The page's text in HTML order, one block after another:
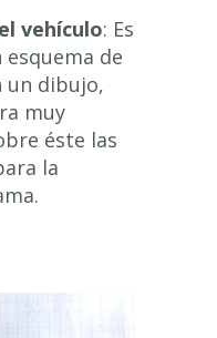
vehículo: Es
de
un dibujo,
muy
éste las
la